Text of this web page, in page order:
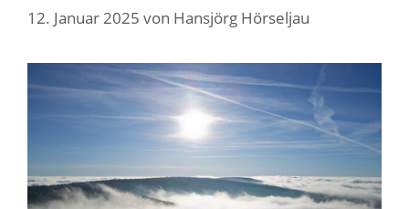
12. Januar 2025 von Hansjörg Hörseljau